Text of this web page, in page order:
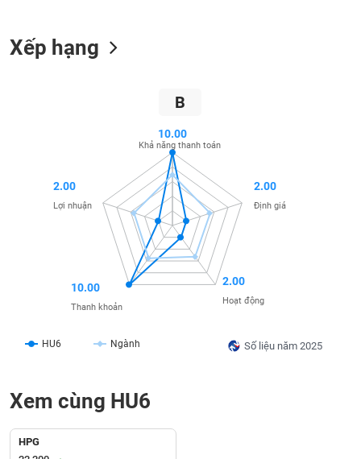
Xếp hạng
B
Số liệu năm 2025
HU6 Ngành
10.00
Khả năng thanh toán
2.00
Định giá
2.00
Hoạt động
10.00
Thanh khoản
2.00
Lợi nhuận
Xem cùng HU6
HPG
THÔNG
DỊCH